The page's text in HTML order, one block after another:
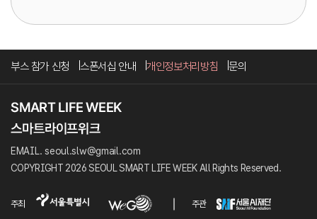
부스 참가 신청 스폰서십 안내 개인정보처리방침 문의
EMAIL. seoul.slw@gmail.com
COPYRIGHT 2026 SEOUL SMART LIFE WEEK All Rights Reserved.
주최 주관